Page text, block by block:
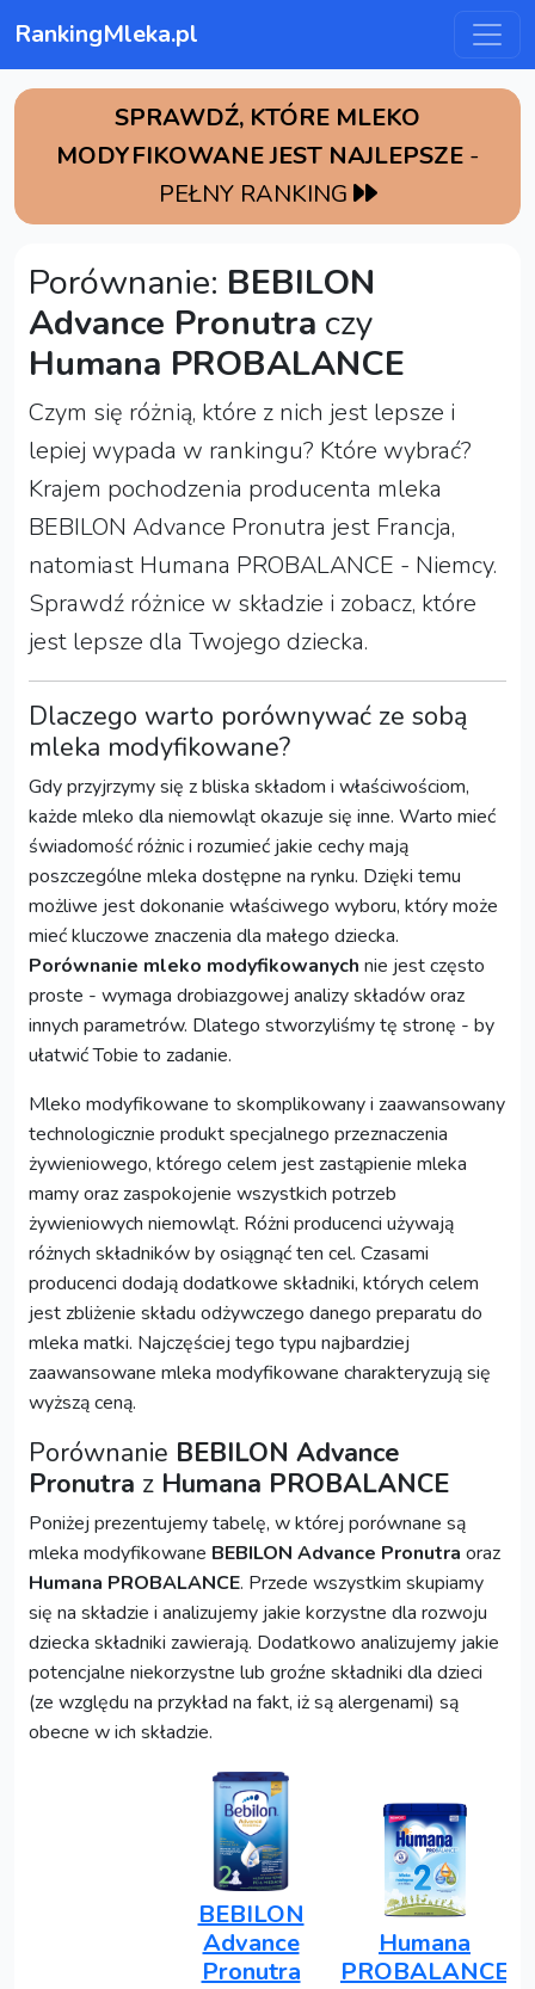
RankingMleka.pl
SPRAWDŹ, KTÓRE MLEKO
MODYFIKOWANE JEST NAJLEPSZE -
PEŁNY RANKING
Porównanie: BEBILON
Advance Pronutra czy
Humana PROBALANCE
Czym się różnią, które z nich jest lepsze i
lepiej wypada w rankingu? Które wybrać?
Krajem pochodzenia producenta mleka
BEBILON Advance Pronutra jest Francja,
natomiast Humana PROBALANCE - Niemcy.
Sprawdź różnice w składzie i zobacz, które
jest lepsze dla Twojego dziecka.
Dlaczego warto porównywać ze sobą
mleka modyfikowane?
Gdy przyjrzymy się z bliska składom i właściwościom,
każde mleko dla niemowląt okazuje się inne. Warto mieć
świadomość różnic i rozumieć jakie cechy mają
poszczególne mleka dostępne na rynku. Dzięki temu
możliwe jest dokonanie właściwego wyboru, który może
mieć kluczowe znaczenia dla małego dziecka.
Porównanie mleko modyfikowanych nie jest często
proste - wymaga drobiazgowej analizy składów oraz
innych parametrów. Dlatego stworzyliśmy tę stronę - by
ułatwić Tobie to zadanie.
Mleko modyfikowane to skomplikowany i zaawansowany
technologicznie produkt specjalnego przeznaczenia
żywieniowego, którego celem jest zastąpienie mleka
mamy oraz zaspokojenie wszystkich potrzeb
żywieniowych niemowląt. Różni producenci używają
różnych składników by osiągnąć ten cel. Czasami
producenci dodają dodatkowe składniki, których celem
jest zbliżenie składu odżywczego danego preparatu do
mleka matki. Najczęściej tego typu najbardziej
zaawansowane mleka modyfikowane charakteryzują się
wyższą ceną.
Porównanie BEBILON Advance
Pronutra z Humana PROBALANCE
Poniżej prezentujemy tabelę, w której porównane są
mleka modyfikowane BEBILON Advance Pronutra oraz
Humana PROBALANCE. Przede wszystkim skupiamy
się na składzie i analizujemy jakie korzystne dla rozwoju
dziecka składniki zawierają. Dodatkowo analizujemy jakie
potencjalne niekorzystne lub groźne składniki dla dzieci
(ze względu na przykład na fakt, iż są alergenami) są
obecne w ich składzie.
BEBILON
Advance
Pronutra
Humana
PROBALANCE